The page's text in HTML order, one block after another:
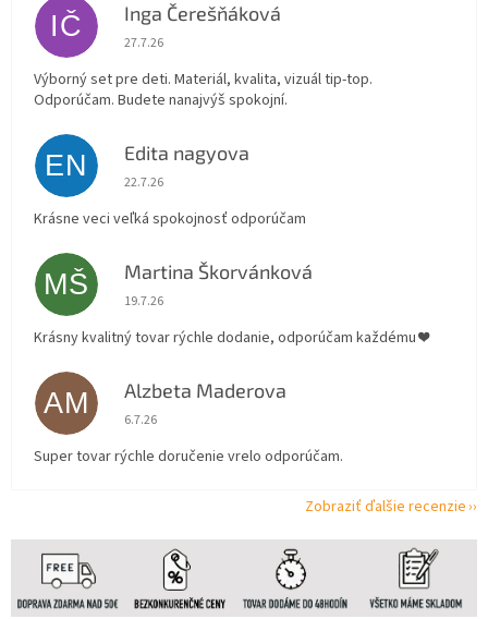
IČ Inga Čerešňáková
Hodnotenie obchodu je 5 z 5 hviezdičiek.
27.7.26
Výborný set pre deti. Materiál, kvalita, vizuál tip-top.
Odporúčam. Budete nanajvýš spokojní.
EN Edita nagyova
Hodnotenie obchodu je 5 z 5 hviezdičiek.
22.7.26
Krásne veci veľká spokojnosť odporúčam
MŠ Martina Škorvánková
Hodnotenie obchodu je 5 z 5 hviezdičiek.
19.7.26
Krásny kvalitný tovar rýchle dodanie, odporúčam každému ❤️
AM Alzbeta Maderova
Hodnotenie obchodu je 5 z 5 hviezdičiek.
6.7.26
Super tovar rýchle doručenie vrelo odporúčam.
Zobraziť ďalšie recenzie